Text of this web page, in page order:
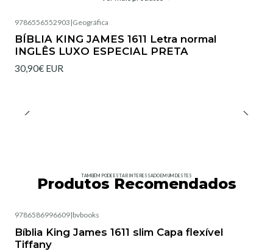
9786556552903 |Geográfica
BÍBLIA KING JAMES 1611 Letra normal
INGLÊS LUXO ESPECIAL PRETA
30,90€ EUR
TAMBÉM PODE ESTAR INTERESSADO EM UM DESTES
Produtos Recomendados
9786586996609|bvbooks
Bíblia King James 1611 slim Capa flexível
Tiffany